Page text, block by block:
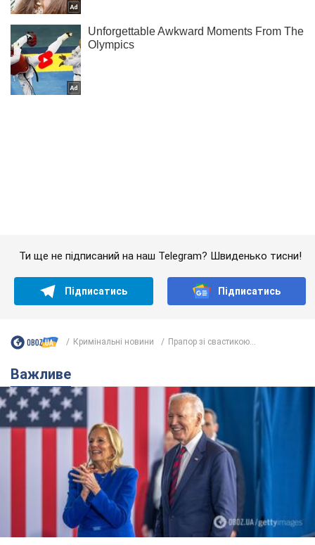
Дружина тяжкохворого Джо Байдена назвала
перший симптом, який сигналізував про його
"агресивний" рак
Спершу лікарі не надали цьому належної уваги
6.08.2026 12:46 18,0 т.
Відпустка Лесі Нікітюк у Карпатах